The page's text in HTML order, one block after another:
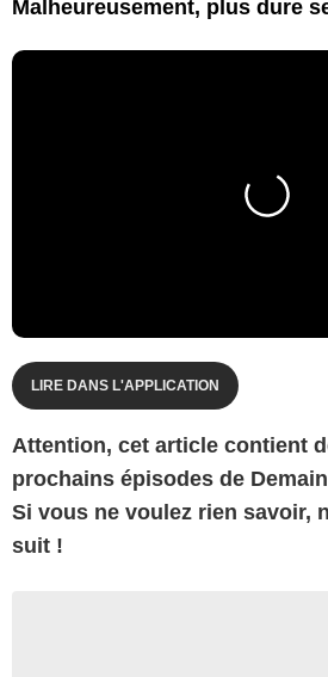
Malheureusement, plus dure
LIRE DANS L'APPLICATION
Attention, cet article contient
prochains épisodes de
Si vous ne voulez rien savoir,
suit !